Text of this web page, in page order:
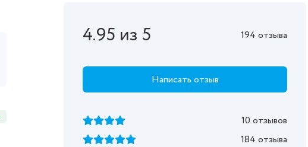
4.95 из 5 194 отзыва
Написать отзыв
10 отзывов
184 отзыва